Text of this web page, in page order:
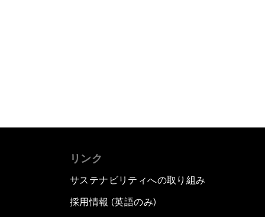
リンク
サステナビリティへの取り組み
採用情報 (英語のみ)